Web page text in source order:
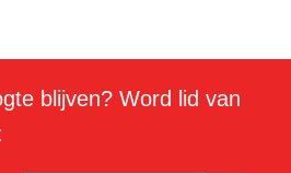
blijven? Word lid van